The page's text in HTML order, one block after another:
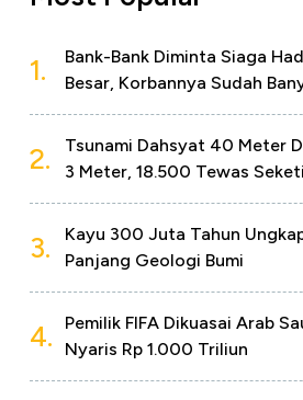
1.
Bank-Bank Diminta Siaga
Besar, Korbannya Sudah
2.
Tsunami Dahsyat 40 Meter
3 Meter, 18.500 Tewas
3.
Kayu 300 Juta Tahun
Panjang Geologi Bumi
4.
Pemilik FIFA Dikuasai Arab
Nyaris Rp 1.000 Triliun